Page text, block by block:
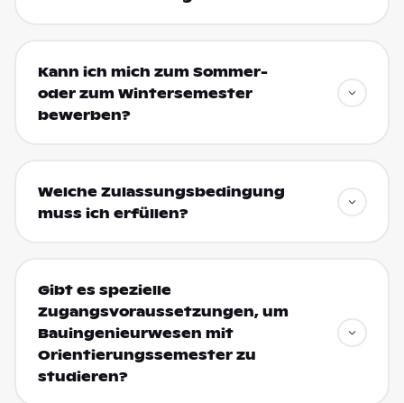
Kann ich mich zum Sommer-
oder zum Wintersemester
bewerben?
Welche Zulassungsbedingung
muss ich erfüllen?
Gibt es spezielle
Zugangsvoraussetzungen, um
Bauingenieurwesen mit
Orientierungssemester zu
studieren?